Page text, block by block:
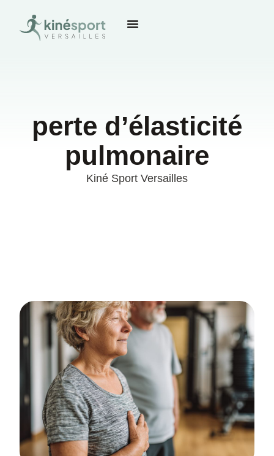
perte d’élasticité
pulmonaire
Kiné Sport Versailles